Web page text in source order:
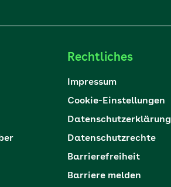
Rechtliches
Impressum
Cookie-Einstellungen
Datenschutzerklärung
Datenschutzrechte
Barrierefreiheit
Barriere melden